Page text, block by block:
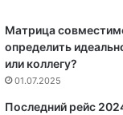
Матрица
определить
или коллегу?
01.07.2025
Последний рейс